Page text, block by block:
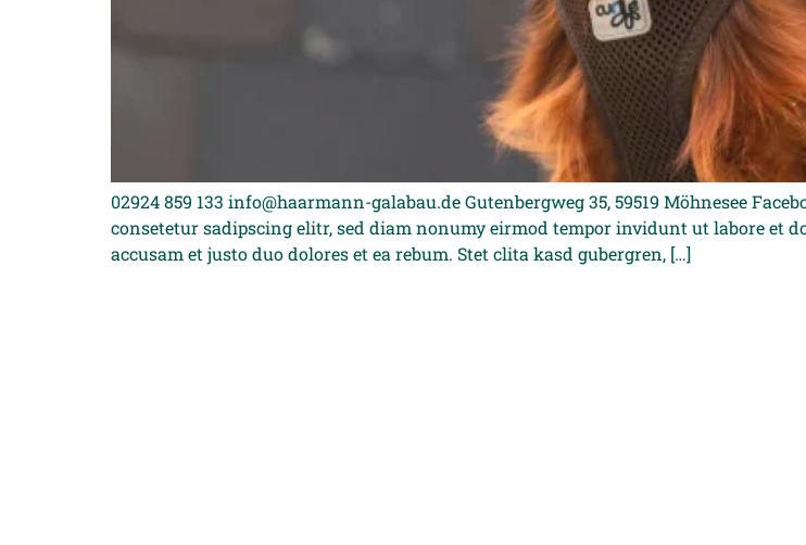
02924 859 133 info@haarmann-galabau.de Gutenbergweg 35, 59519 Möhnesee
consetetur sadipscing elitr, sed diam nonumy eirmod tempor invidunt ut labore et
accusam et justo duo dolores et ea rebum. Stet clita kasd gubergren, […]